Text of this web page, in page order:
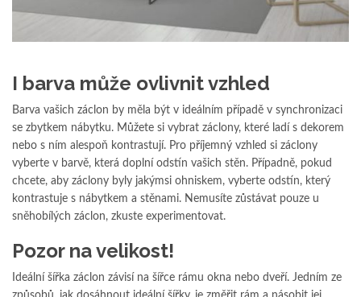
I barva může ovlivnit vzhled
Barva vašich záclon by měla být v ideálním případě v synchronizaci
se zbytkem nábytku. Můžete si vybrat záclony, které ladí s dekorem
nebo s ním alespoň kontrastují. Pro příjemný vzhled si záclony
vyberte v barvě, která doplní odstín vašich stěn. Případně, pokud
chcete, aby záclony byly jakýmsi ohniskem, vyberte odstín, který
kontrastuje s nábytkem a stěnami. Nemusíte zůstávat pouze u
sněhobílých záclon, zkuste experimentovat.
Pozor na velikost!
Ideální šířka záclon závisí na šířce rámu okna nebo dveří. Jedním ze